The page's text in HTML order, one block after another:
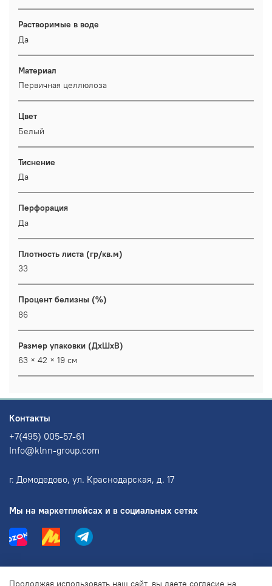
Растворимые в воде
Да
Материал
Первичная целлюлоза
Цвет
Белый
Тиснение
Да
Перфорация
Да
Плотность листа (гр/кв.м)
33
Процент белизны (%)
86
Размер упаковки (ДхШхВ)
63 × 42 × 19 см
Информация
Контакты
+7(495) 005-57-61
Info@klnn-group.com
г. Домодедово, ул. Краснодарская, д. 17
Мы на маркетплейсах и в социальных сетях
Продолжая использовать наш сайт, вы даете согласие на